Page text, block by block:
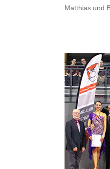
Matthias und